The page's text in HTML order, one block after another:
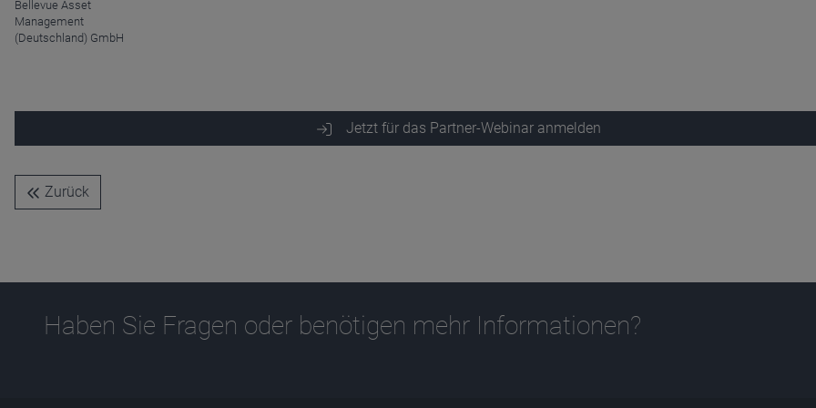
Bellevue Asset
Management
(Deutschland) GmbH
Jetzt für das Partner-Webinar anmelden
Zurück
Haben Sie Fragen oder benötigen mehr Informationen?